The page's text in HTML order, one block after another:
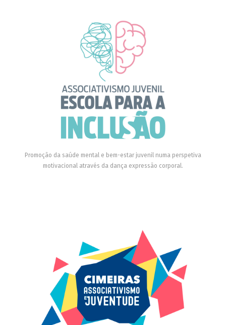
Promoção da saúde mental e bem-estar juvenil numa perspetiva
motivacional através da dança expressão corporal.